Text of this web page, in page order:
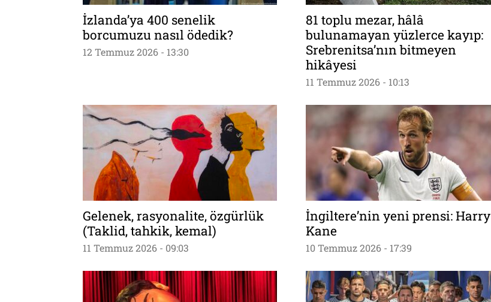
İzlanda’ya 400 senelik
borcumuzu nasıl ödedik?
12 Temmuz 2026 - 13:30
81 toplu mezar, hâlâ
bulunamayan yüzlerce kayıp:
Srebrenitsa’nın bitmeyen
hikâyesi
11 Temmuz 2026 - 10:13
Gelenek, rasyonalite, özgürlük
(Taklid, tahkik, kemal)
11 Temmuz 2026 - 09:03
İngiltere’nin yeni prensi: Harry
Kane
10 Temmuz 2026 - 17:39